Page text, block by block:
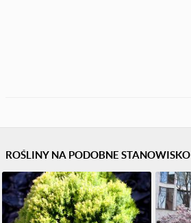
ROŚLINY NA PODOBNE STANOWISKO